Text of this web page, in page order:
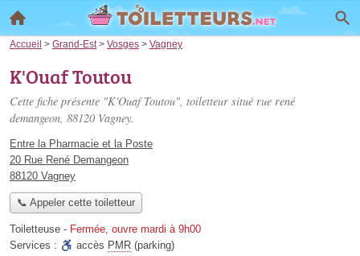
Accueil > Grand-Est > Vosges > Vagney
K'Ouaf Toutou
Cette fiche présente "K'Ouaf Toutou", toiletteur situé rue rené
demangeon, 88120 Vagney.
Entre la Pharmacie et la Poste
20 Rue René Demangeon
88120 Vagney
📞 Appeler cette toiletteur
Toiletteuse - Fermée, ouvre mardi à 9h00
Services :
accès PMR (parking)